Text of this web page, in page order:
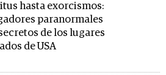
hasta exorcismos:
paranormales
de los lugares
de USA